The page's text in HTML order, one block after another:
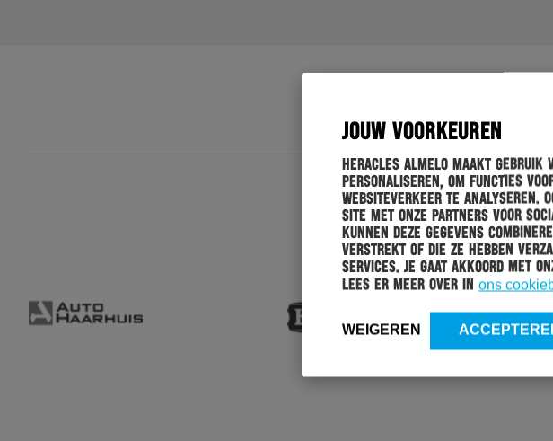
JOUW VOORKEUREN
Heracles Almelo maakt gebruik
personaliseren, om functies
websiteverkeer te analyseren.
site met onze partners voor
kunnen deze gegevens
verstrekt of die ze hebben
services. Je gaat akkoord met
Lees er meer over in ons
WEIGEREN